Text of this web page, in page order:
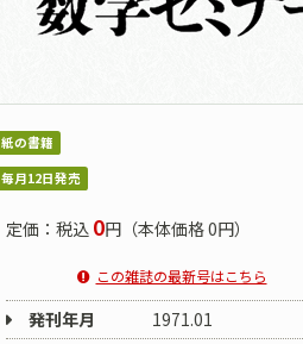
紙の書籍
毎月12日発売
定価：税込 0円（本体価格 0円）
この雑誌の最新号はこちら
発刊年月
1971.01